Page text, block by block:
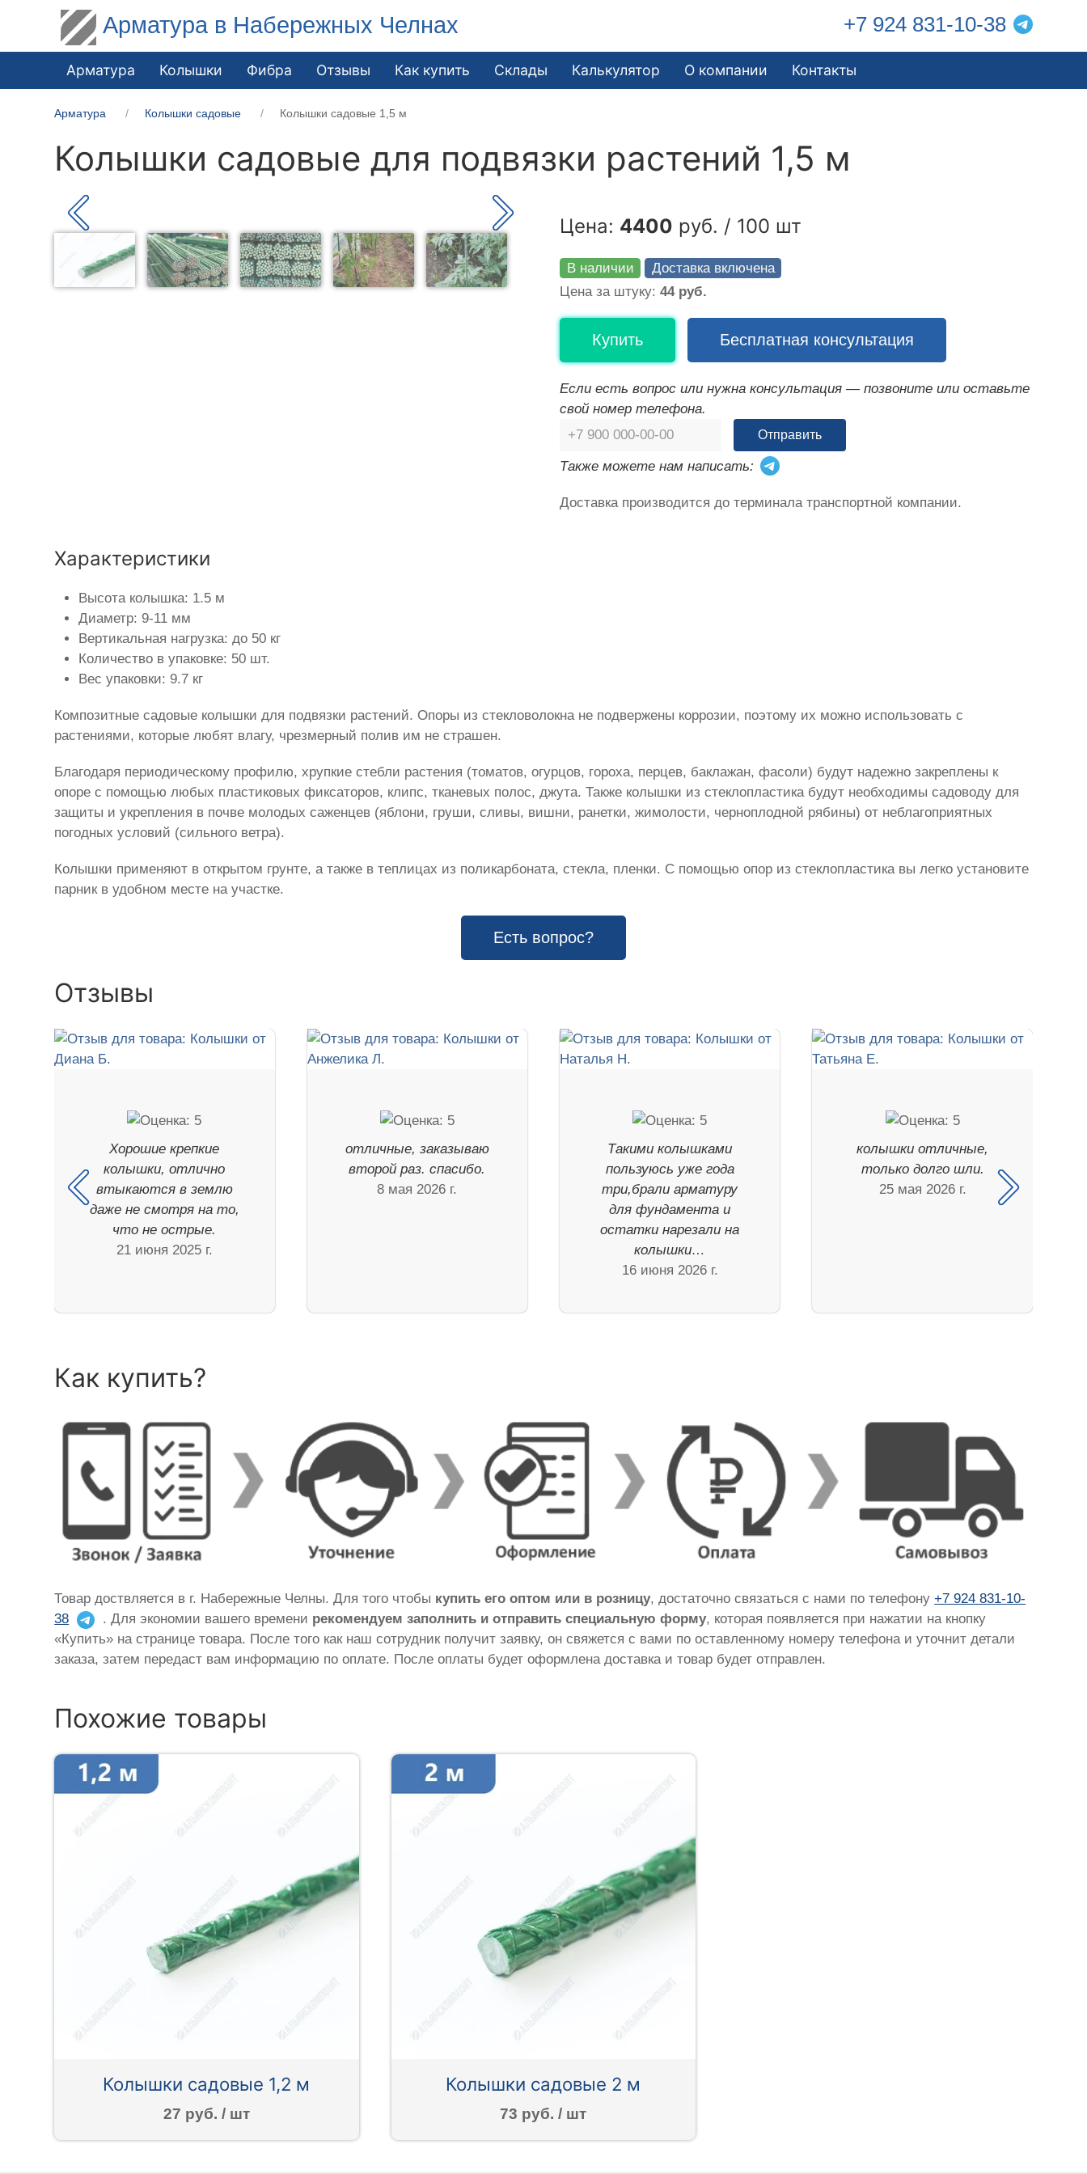
Арматура в Набережных Челнах +7 924 831-10-38
Арматура Колышки Фибра Отзывы Как купить Склады Калькулятор О компании Контакты
Арматура Колышки садовые Колышки садовые 1,5 м
Колышки садовые для подвязки растений 1,5 м
Цена: 4400 руб. / 100 шт
В наличии
Доставка включена
Цена за штуку: 44 руб.
Купить Бесплатная консультация
Если есть вопрос или нужна консультация — позвоните или оставьте
свой номер телефона.
Отправить
Также можете нам написать:
Доставка производится до терминала транспортной компании.
Характеристики
Высота колышка: 1.5 м
Диаметр: 9-11 мм
Вертикальная нагрузка: до 50 кг
Количество в упаковке: 50 шт.
Вес упаковки: 9.7 кг
Композитные садовые колышки для подвязки растений. Опоры из стекловолокна не подвержены коррозии, поэтому их можно использовать с
растениями, которые любят влагу, чрезмерный полив им не страшен.
Благодаря периодическому профилю, хрупкие стебли растения (томатов, огурцов, гороха, перцев, баклажан, фасоли) будут надежно закреплены к
опоре с помощью любых пластиковых фиксаторов, клипс, тканевых полос, джута. Также колышки из стеклопластика будут необходимы садоводу для
защиты и укрепления в почве молодых саженцев (яблони, груши, сливы, вишни, ранетки, жимолости, черноплодной рябины) от неблагоприятных
погодных условий (сильного ветра).
Колышки применяют в открытом грунте, а также в теплицах из поликарбоната, стекла, пленки. С помощью опор из стеклопластика вы легко установите
парник в удобном месте на участке.
Есть вопрос?
Отзывы
Хорошие крепкие
колышки, отлично
втыкаются в землю
даже не смотря на то,
что не острые.
21 июня 2025 г.
отличные, заказываю
второй раз. спасибо.
8 мая 2026 г.
Такими колышками
пользуюсь уже года
три,брали арматуру
для фундамента и
остатки нарезали на
колышки…
16 июня 2026 г.
колышки отличные,
только долго шли.
25 мая 2026 г.
Как купить?
Товар доствляется в г. Набережные Челны. Для того чтобы купить его оптом или в розницу, достаточно связаться с нами по телефону+7 924 831-10-
38
. Для экономии вашего времени рекомендуем заполнить и отправить специальную форму, которая появляется при нажатии на кнопку
«Купить» на странице товара. После того как наш сотрудник получит заявку, он свяжется с вами по оставленному номеру телефона и уточнит детали
заказа, затем передаст вам информацию по оплате. После оплаты будет оформлена доставка и товар будет отправлен.
Похожие товары
Колышки садовые 1,2 м
27 руб. / шт
Колышки садовые 2 м
73 руб. / шт